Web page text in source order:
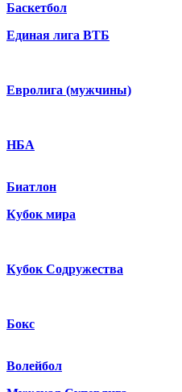
Баскетбол
Единая лига ВТБ
Евролига (мужчины)
НБА
Биатлон
Кубок мира
Кубок Содружества
Бокс
Волейбол